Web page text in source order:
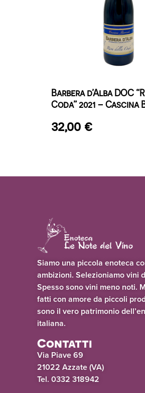
Barbera d’Alba DOC
Coda” 2021 – Cascina
32,00 €
Siamo una piccola enoteca
ambizioni. Selezioniamo vini
Spesso sono vini meno noti.
fatti con amore da piccoli
sono il vero patrimonio
italiana.
Contatti
Via Piave 69
21022 Azzate (VA)
Tel. 0332 318942